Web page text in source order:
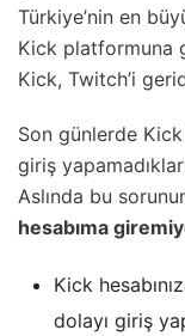
Türkiye’nin en
Kick platformuna
Kick, Twitch’i
Son günlerde Kick
giriş
Aslında bu
hesabıma
Kick
dolayı giriş